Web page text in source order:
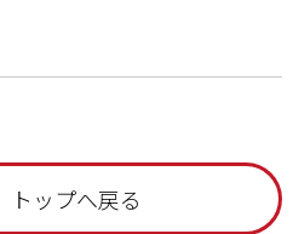
ップへ戻る